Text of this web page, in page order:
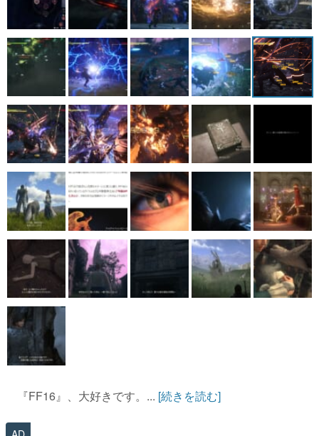
『FF16』、大好きです。... [続きを読む]